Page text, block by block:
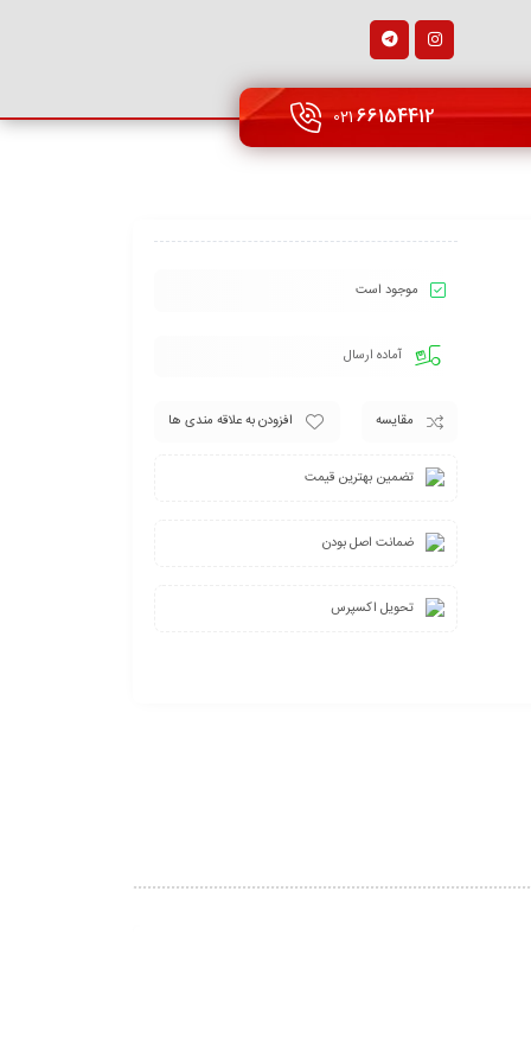
66154412
021
موجود است
آماده ارسال
مقایسه افزودن به علاقه مندی ها
تضمین بهترین قیمت
ضمانت اصل بودن
تحویل اکسپرس